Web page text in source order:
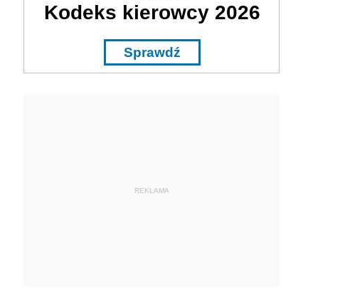
Kodeks kierowcy 2026
Sprawdź
REKLAMA